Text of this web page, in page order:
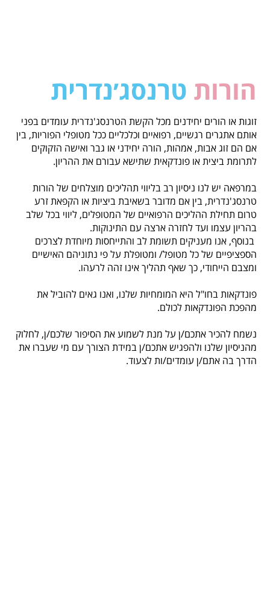
הורות טרנסג׳נדרית
זוגות או הורים יחידנים מכל הקשת הטרנסג'נדרית עומדים בפני
אותם אתגרים רגשיים, רפואיים וכלכליים ככל מטופלי הפוריות, בין
אם הם זוג אבות, אמהות, הורה יחידני או גבר ואישה הזקוקים
לתרומת ביצית או פונדקאית שתישא עבורם את ההריון.
במרפאה יש לנו ניסיון רב בליווי תהליכים מוצלחים של הורות
טרנסג'נדרית, בין אם מדובר בשאיבת ביציות או הקפאת זרע
טרום תחילת ההליכים הרפואיים של המטופלים, ליווי בכל שלב
בהריון עצמו ועד לחזרה ארצה עם התינוקות.
בנוסף, אנו מעניקים תשומת לב והתייחסות מיוחדת לצרכים
הספציפיים של כל מטופל/ ומטופלת על פי נתוניהם האישיים
ומצבם הייחודי, כך שאף תהליך אינו זהה לרעהו.
פונדקאות בחו"ל היא המומחיות שלנו, ואנו גאים להוביל את
מהפכת הפונדקאות לכולם.
נשמח להכיר אתכם/ן על מנת לשמוע את הסיפור שלכם/ן, לחלוק
מהניסיון שלנו ולהפגיש אתכם/ן במידת הצורך עם מי שעברו את
הדרך בה אתם/ן עומדים/ות לצעוד.